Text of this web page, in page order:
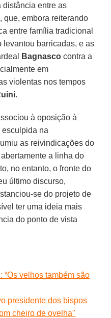
distância entre as
que, embora reiterando
entre família tradicional
levantou barricadas, e as
Bagnasco contra a
em
violentas nos tempos
.
à oposição à
esculpida na
as reivindicações do
a linha do
no entanto, o fronte do
último discurso,
se do projeto de
ter uma ideia mais
do ponto de vista
“Os velhos também são
presidente dos bispos
cheiro de ovelha"